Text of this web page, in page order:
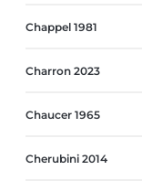
Chappel 1981
Charron 2023
Chaucer 1965
Cherubini 2014